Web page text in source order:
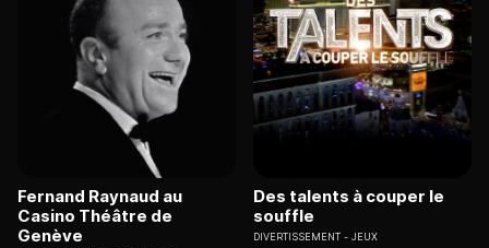
Fernand Raynaud au
Casino Théâtre de
Genève
Des talents à couper le
souffle
DIVERTISSEMENT JEUX